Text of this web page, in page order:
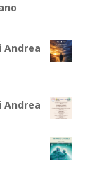
Andrea
Andrea